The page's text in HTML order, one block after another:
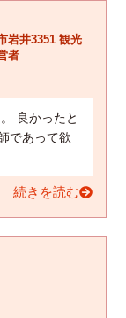
岩井3351 観光
者
良かったと
であって欲
続きを読む